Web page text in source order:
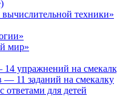
техники»
мир»
14 упражнений на
— 11 заданий на смекалку
ответами для детей